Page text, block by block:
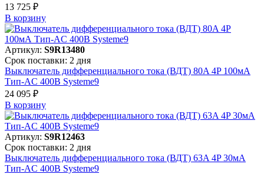
13 725 ₽
В корзинy
Артикул: S9R13480
Срок поставки: 2 дня
Выключатель дифференциального тока (ВДТ) 80A 4P 100мА
Тип-AC 400В Systeme9
24 095 ₽
В корзинy
Артикул: S9R12463
Срок поставки: 2 дня
Выключатель дифференциального тока (ВДТ) 63A 4P 30мА
Тип-AC 400В Systeme9